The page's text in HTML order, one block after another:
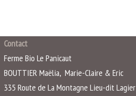
Contact
Ferme Bio Le Panicaut
BOUTTIER Maëlia, Marie-Claire & Eric
335 Route de La Montagne Lieu-dit Lagier